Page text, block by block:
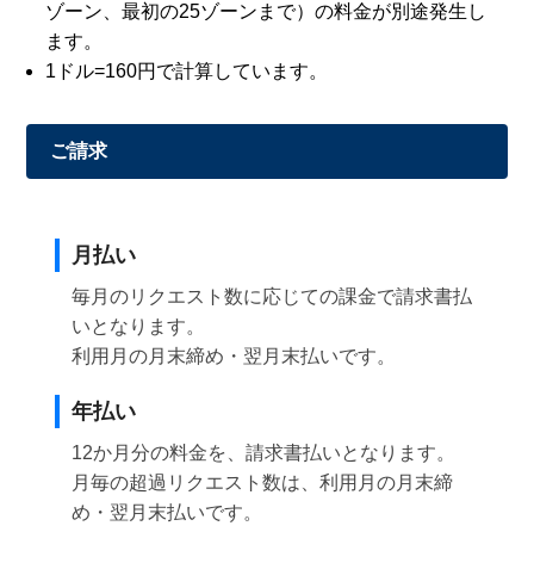
ゾーン、最初の25ゾーンまで）の料金が別途発生し
ます。
1ドル=160円で計算しています。
ご請求
月払い
毎月のリクエスト数に応じての課金で請求書払
いとなります。
利用月の月末締め・翌月末払いです。
年払い
12か月分の料金を、請求書払いとなります。
月毎の超過リクエスト数は、利用月の月末締
め・翌月末払いです。